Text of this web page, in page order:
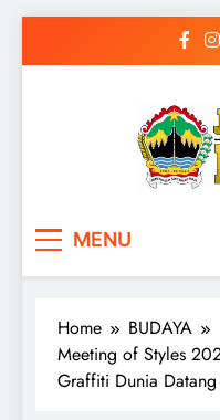
MENU
Home
BUDAYA
Meeting of Styles
Graffiti Dunia